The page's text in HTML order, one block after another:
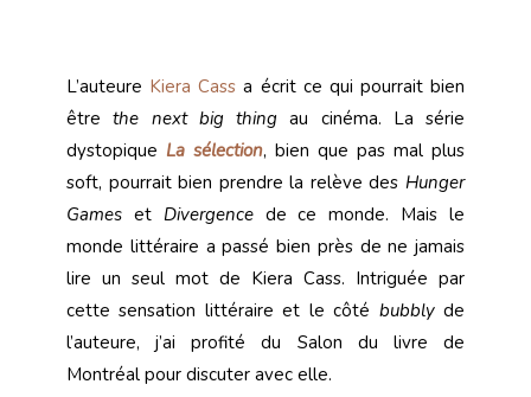
L’auteure Kiera Cass a écrit ce qui pourrait bien
êtrethe next big thing au cinéma. La série
dystopique La sélection, bien que pas mal plus
soft, pourrait bien prendre la relève des Hunger
Games et Divergencede ce monde. Mais le
monde littéraire a passé bien près de ne jamais
lire un seul mot de Kiera Cass. Intriguée par
cette sensation littéraire et le côté bubblyde
l’auteure, j’ai profité du Salon du livre de
Montréal pour discuter avec elle.